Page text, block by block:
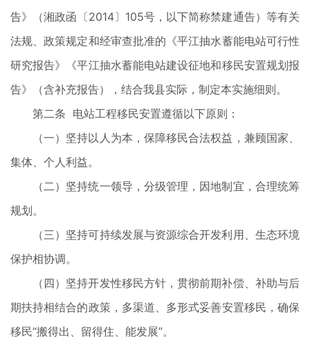
告》（湘政函〔2014〕105号，以下简称禁建通告）等有关
法规、政策规定和经审查批准的《平江抽水蓄能电站可行性
研究报告》《平江抽水蓄能电站建设征地和移民安置规划报
告》（含补充报告），结合我县实际，制定本实施细则。
第二条 电站工程移民安置遵循以下原则：
（一）坚持以人为本，保障移民合法权益，兼顾国家、
集体、个人利益。
（二）坚持统一领导，分级管理，因地制宜，合理统筹
规划。
（三）坚持可持续发展与资源综合开发利用、生态环境
保护相协调。
（四）坚持开发性移民方针，贯彻前期补偿、补助与后
期扶持相结合的政策，多渠道、多形式妥善安置移民，确保
移民“搬得出、留得住、能发展”。